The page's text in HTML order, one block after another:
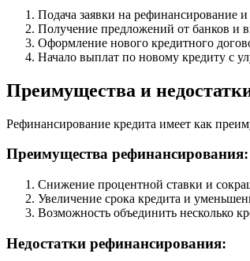
Подача заявки на рефинансирование
Получение предложений от банков и
Оформление нового кредитного
Начало выплат по новому кредиту с
Преимущества и
Рефинансирование кредита имеет как
Преимущества рефинансирования:
Снижение процентной ставки и
Увеличение срока кредита и
Возможность объединить несколько
Недостатки рефинансирования: